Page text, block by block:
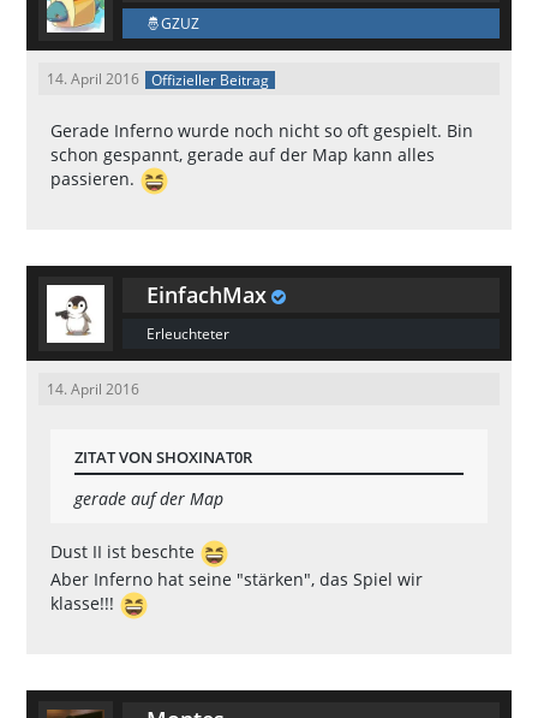
GZUZ
14. April 2016 Offizieller Beitrag
Gerade Inferno wurde noch nicht so oft gespielt. Bin
schon gespannt, gerade auf der Map kann alles
passieren.
EinfachMax
Erleuchteter
14. April 2016
ZITAT VON SHOXINAT0R
gerade auf der Map
Dust II ist beschte
Aber Inferno hat seine "stärken", das Spiel wir
klasse!!!